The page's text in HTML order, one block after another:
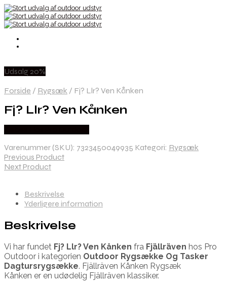
Udsalg 20%
Forside / Rygsæk / Fj? Llr? Ven Kånken
Fj? Llr? Ven Kånken
Varenummer (SKU): 7323450049935 Kategori: Rygsæk
Previous Product
Next Product
Beskrivelse
Yderligere information
Beskrivelse
Vi har fundet Fj? Llr? Ven Kånken fra Fjällräven hos Pro
Outdoor i kategorien Outdoor Rygsække Og Tasker
Dagtursrygsække. Fjällräven Kånken Rygsæk
Kånken er en udødelig Fjällräven klassiker.